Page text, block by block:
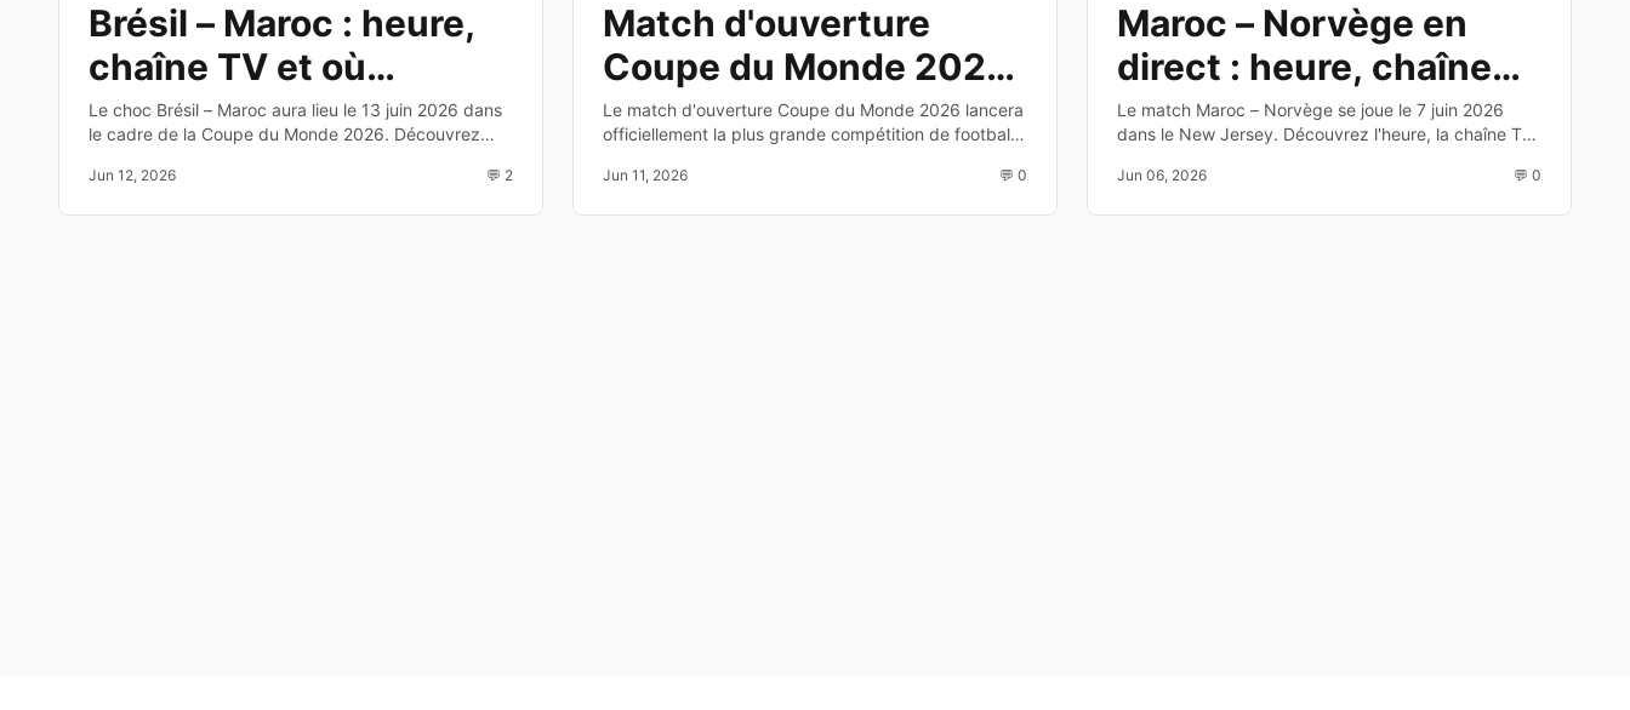
Brésil – Maroc : heure,
chaîne TV et où
regarder le match de la
Coupe du Monde 2026
Le choc Brésil – Maroc aura lieu le 13 juin 2026 dans
le cadre de la Coupe du Monde 2026. Découvrez
les enjeux de cette affiche du Groupe C.
Jun 12, 2026 💬 2
Match d'ouverture
Coupe du Monde 2026
: date, heure et
diffusion TV
Le match d'ouverture Coupe du Monde 2026 lancera
officiellement la plus grande compétition de football
les chaînes de diffusion.
Jun 11, 2026 💬 0
Maroc – Norvège en
direct : heure, chaîne
TV et dernier test avant
le Mondial 2026
Le match Maroc – Norvège se joue le 7 juin 2026
dans le New Jersey. Découvrez l'heure, la chaîne TV,
Monde 2026.
Jun 06, 2026 💬 0